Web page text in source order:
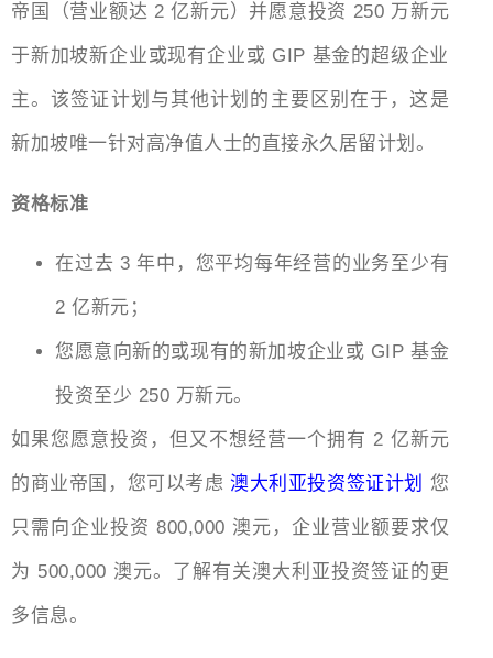
帝国（营业额达 2 亿新元）并愿意投资 250 万新元
于新加坡新企业或现有企业或 GIP 基金的超级企业
主。该签证计划与其他计划的主要区别在于，这是
新加坡唯一针对高净值人士的直接永久居留计划。
资格标准
在过去 3 年中，您平均每年经营的业务至少有
2 亿新元；
您愿意向新的或现有的新加坡企业或 GIP 基金
投资至少 250 万新元。
如果您愿意投资，但又不想经营一个拥有 2 亿新元
的商业帝国，您可以考虑澳大利亚投资签证计划 您
只需向企业投资 800,000 澳元，企业营业额要求仅
为 500,000 澳元。了解有关澳大利亚投资签证的更
多信息。